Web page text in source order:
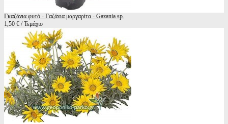
Γκαζάνια φυτό - Γαζάνια μαργαρίτα - Gazania sp.
1,50 € / Τεμάχιο